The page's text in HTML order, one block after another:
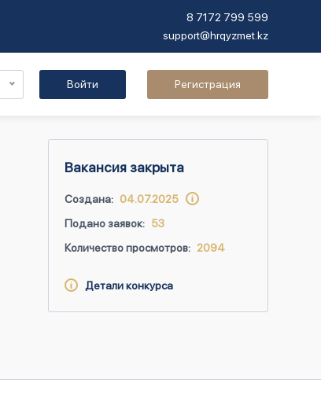
8 7172 799 599
support@hrqyzmet.kz
Войти Регистрация
Вакансия закрыта
Создана: 04.07.2025
Подано заявок: 53
Количество просмотров: 2094
Детали конкурса